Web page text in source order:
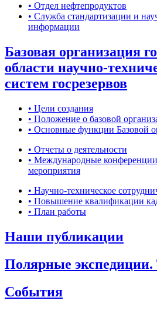
• Отдел нефтепродуктов
• Служба стандартизации и
информации
Базовая организация
области научно-
систем госрезервов
• Цели создания
• Положение о базовой
• Основные функции Базовой
• Отчеты о деятельности
• Международные
мероприятия
• Научно-техническое
• Повышение квалификации
• План работы
Наши публикации
Полярные
События